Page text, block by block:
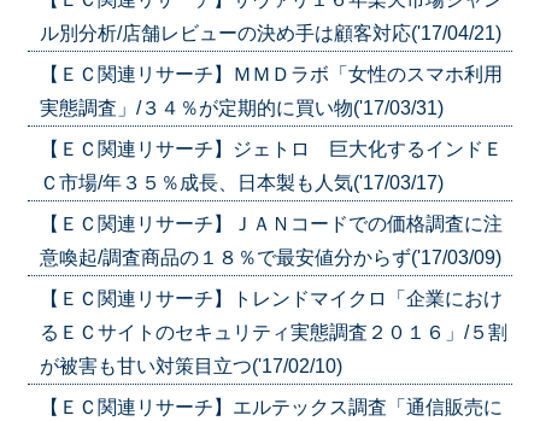
ル別分析/店舗レビューの決め手は顧客対応('17/04/21)
【ＥＣ関連リサーチ】ＭＭＤラボ「女性のスマホ利用
実態調査」/３４％が定期的に買い物('17/03/31)
【ＥＣ関連リサーチ】ジェトロ 巨大化するインドＥ
Ｃ市場/年３５％成長、日本製も人気('17/03/17)
【ＥＣ関連リサーチ】ＪＡＮコードでの価格調査に注
意喚起/調査商品の１８％で最安値分からず('17/03/09)
【ＥＣ関連リサーチ】トレンドマイクロ「企業におけ
るＥＣサイトのセキュリティ実態調査２０１６」/５割
が被害も甘い対策目立つ('17/02/10)
【ＥＣ関連リサーチ】エルテックス調査「通信販売に